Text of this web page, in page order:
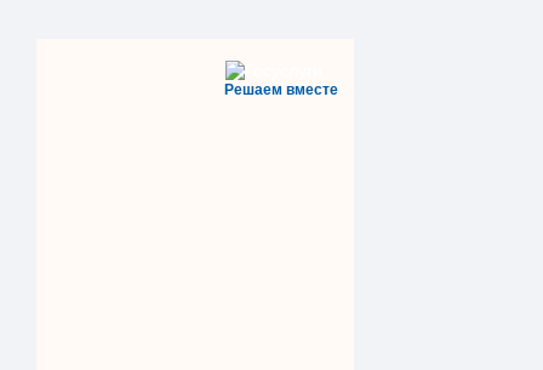
Решаем вместе